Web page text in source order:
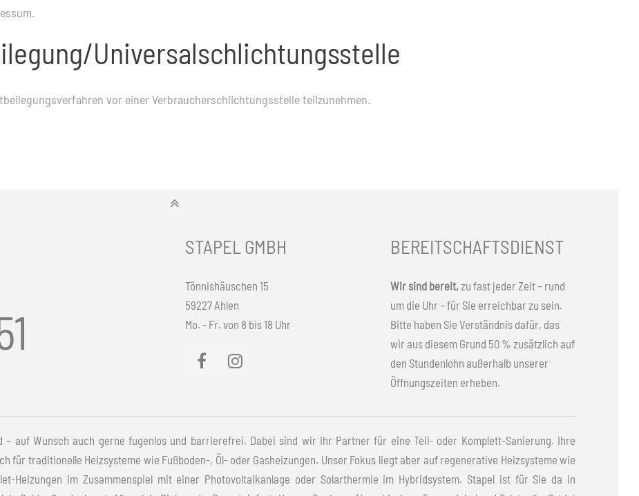
Universal­schlichtungs­stelle
vor einer Verbraucherschlichtungsstelle teilzunehmen.
STAPEL GMBH
Tönnishäuschen 15
59227 Ahlen
Mo. - Fr. von 8 bis 18 Uhr
BEREITSCHAFTSDIENST
Wir sind bereit, zu fast jeder Zeit – rund
um die Uhr – für Sie erreichbar zu sein.
Bitte haben Sie Verständnis dafür, das
wir aus diesem Grund 50 % zusätzlich auf
den Stundenlohn außerhalb unserer
Öffnungszeiten erheben.
auf Wunsch auch gerne fugenlos und barrierefrei. Dabei sind wir Ihr Partner für eine Teil- oder Komplett-Sanierung. Ihre
für traditionelle Heizsysteme wie Fußboden-, Öl- oder Gasheizungen. Unser Fokus liegt aber auf regenerative Heizsysteme wie
Heizungen im Zusammenspiel mit einer Photovoltaikanlage oder Solarthermie im Hybridsystem. Stapel ist für Sie da in